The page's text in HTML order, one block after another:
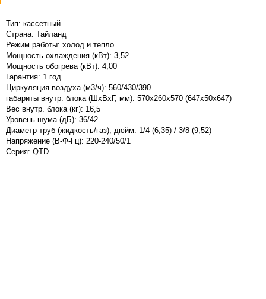
Тип: кассетный
Страна: Тайланд
Режим работы: холод и тепло
Мощность охлаждения (кВт): 3,52
Мощность обогрева (кВт): 4,00
Гарантия: 1 год
Циркуляция воздуха (м3/ч): 560/430/390
габариты внутр. блока (ШхВхГ, мм): 570x260x570 (647х50х647)
Вес внутр. блока (кг): 16,5
Уровень шума (дБ): 36/42
Диаметр труб (жидкость/газ), дюйм: 1/4 (6,35) / 3/8 (9,52)
Напряжение (В-Ф-Гц): 220-240/50/1
Серия: QTD